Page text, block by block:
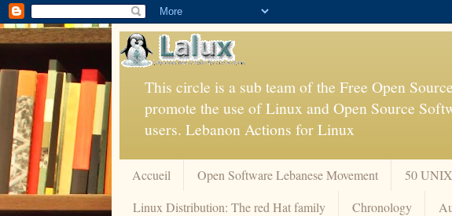
This circle is a sub team of the Free Open
promote the use of Linux and Open Source
users. Lebanon Actions for Linux
Accueil Open Software Lebanese Movement 50
Linux Distribution: The red Hat family
Chronology